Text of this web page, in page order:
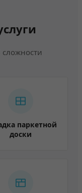
паркетной
доски